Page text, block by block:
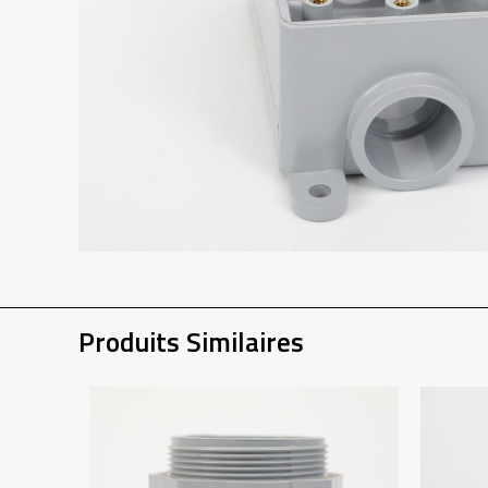
Produits Similaires